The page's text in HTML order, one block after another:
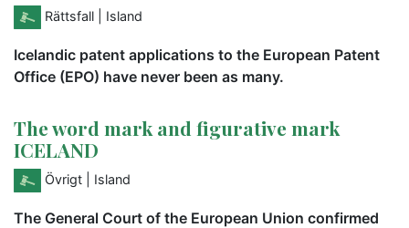
Rättsfall | Island
Icelandic patent applications to the European Patent
Office (EPO) have never been as many.
The word mark and figurative mark
ICELAND
Övrigt | Island
The General Court of the European Union confirmed